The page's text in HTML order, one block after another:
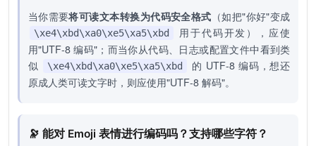
当你需要将可读文本转换为代码安全格式 （如把"你好"变成
\xe4\xbd\xa0\xe5\xa5\xbd
用于代码开发），应使
用"UTF-8 编码"；而当你从代码、日志或配置文件中看到类
似
\xe4\xbd\xa0\xe5\xa5\xbd
的 UTF-8 编码，想还
原成人类可读文字时，则应使用"UTF-8 解码"。
🔭 能对 Emoji 表情进行编码吗？支持哪些字符？